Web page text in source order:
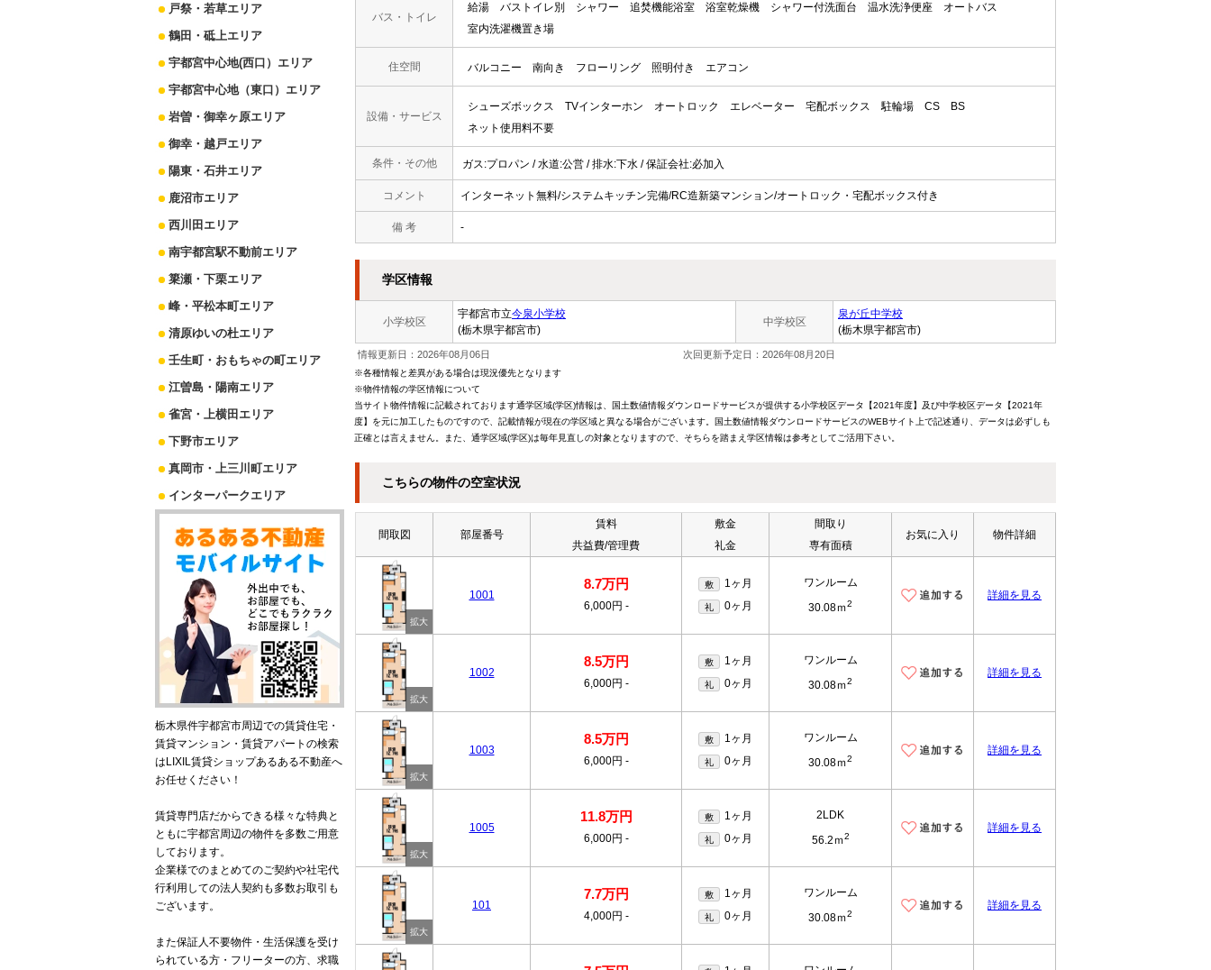
バス・トイレ
給湯 バストイレ別 シャワー 追焚機能浴室 浴室乾燥機 シャワー付洗面台 温水洗浄便座
オートバス
室内洗濯機置き場
住空間 バルコニー 南向き フローリング 照明付き エアコン
設備・サービス
シューズボックス TVインターホン オートロック エレベーター 宅配ボックス 駐輪場 CS
BS
ネット使用料不要
条件・その他 ガス:プロパン / 水道:公営 / 排水:下水 / 保証会社:必加入
コメント インターネット無料/システムキッチン完備/RC造新築マンション/オートロック・宅配ボックス付き
備 考 -
学区情報
小学校区
宇都宮市立今泉小学校
(栃木県宇都宮市)
中学校区
泉が丘中学校
(栃木県宇都宮市)
情報更新日：2026年08月06日 次回更新予定日：2026年08月20日
※各種情報と差異がある場合は現況優先となります
※物件情報の学区情報について
当サイト物件情報に記載されております通学区域(学区)情報は、国土数値情報ダウンロードサービスが提供する小学校区データ【2021年度】及び中学校区データ【2021年
度】を元に加工したものですので、記載情報が現在の学区域と異なる場合がございます。国土数値情報ダウンロードサービスのWEBサイト上で記述通り、データは必ずしも
正確とは言えません。また、通学区域(学区)は毎年見直しの対象となりますので、そちらを踏まえ学区情報は参考としてご活用下さい。
こちらの物件の空室状況
間取図 部屋番号
賃料
共益費/管理費
敷金
礼金
間取り
専有面積
お気に入り 物件詳細
1001
8.7万円
6,000円 -
敷 1ヶ月
礼 0ヶ月
ワンルーム
30.08ｍ2
詳細を見る
1002
8.5万円
6,000円 -
敷 1ヶ月
礼 0ヶ月
ワンルーム
30.08ｍ2
詳細を見る
1003
8.5万円
6,000円 -
敷 1ヶ月
礼 0ヶ月
ワンルーム
30.08ｍ2
詳細を見る
1005
11.8万円
6,000円 -
敷 1ヶ月
礼 0ヶ月
2LDK
56.2ｍ2
詳細を見る
101
7.7万円
4,000円 -
敷 1ヶ月
礼 0ヶ月
ワンルーム
30.08ｍ2
詳細を見る
戸祭・若草エリア
鶴田・砥上エリア
宇都宮中心地(西口）エリア
宇都宮中心地（東口）エリア
岩曽・御幸ヶ原エリア
御幸・越戸エリア
陽東・石井エリア
鹿沼市エリア
西川田エリア
南宇都宮駅不動前エリア
簗瀬・下栗エリア
峰・平松本町エリア
清原ゆいの杜エリア
壬生町・おもちゃの町エリア
江曽島・陽南エリア
雀宮・上横田エリア
下野市エリア
真岡市・上三川町エリア
インターパークエリア
栃木県件宇都宮市周辺での賃貸住宅・
賃貸マンション・賃貸アパートの検索
はLIXIL賃貸ショップあるある不動産へ
お任せください！
賃貸専門店だからできる様々な特典と
ともに宇都宮周辺の物件を多数ご用意
しております。
企業様でのまとめてのご契約や社宅代
行利用しての法人契約も多数お取引も
ございます。
また保証人不要物件・生活保護を受け
られている方・フリーターの方、求職